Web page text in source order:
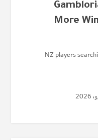
More
NZ players